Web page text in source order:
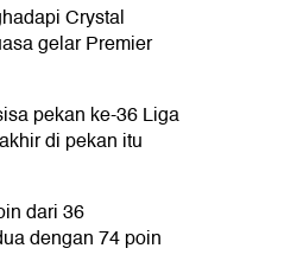
Crystal
gelarPremier
pekan ke-36 Liga
di pekan itu
dari 36
dengan 74 poin